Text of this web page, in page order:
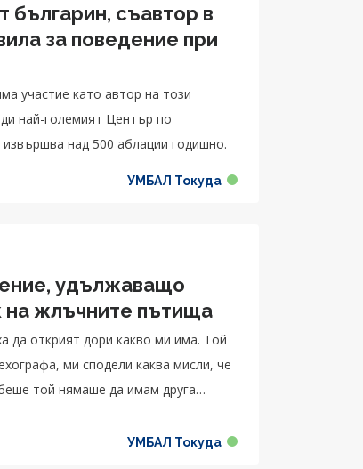
българин, съавтор в
за поведение при
участие като автор на този
най-големият Център по
над 500 аблации годишно.
УМБАЛ Токуда
удължаващо
на жлъчните пътища
да открият дори какво ми има. Той
ми сподели каква мисли, че
той нямаше да имам друга
УМБАЛ Токуда